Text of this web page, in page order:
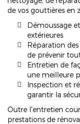
de vos gouttières en
Démoussage
extérieures
Réparation
de prévenir
Entretien de
une meilleure
Inspection et
garantir la
Outre l'entretien
prestations de